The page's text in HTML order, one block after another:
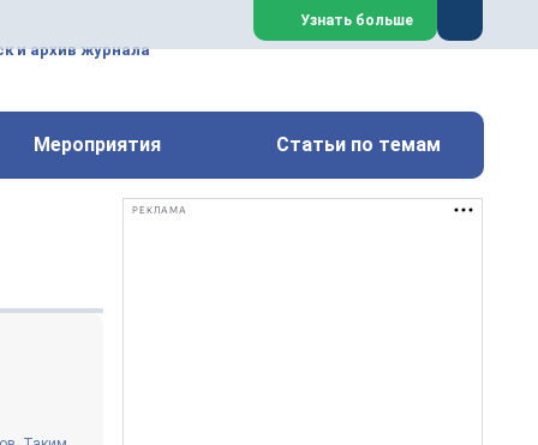
техническим обслуживанием
металлургических
Закрыть
Узнать больше
и архив журнала
Мероприятия Статьи по темам
РЕКЛАМА